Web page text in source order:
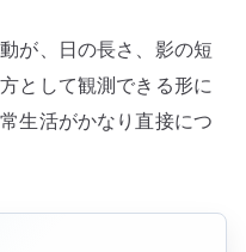
が、日の長さ、影の短
として観測できる形に
生活がかなり直接につ